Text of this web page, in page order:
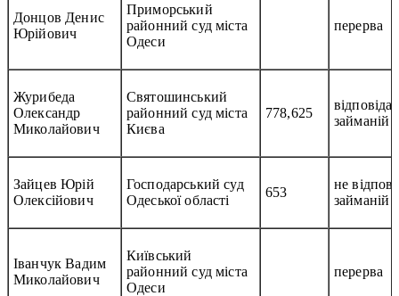
Донцов Денис
Юрійович
Приморський
районний суд міста
Одеси
перерва
Журибеда
Олександр
Миколайович
Святошинський
районний суд міста
Києва
778,625
відповідає
займаній
Зайцев Юрій
Олексійович
Господарський суд
Одеської області
653
не
займаній
Іванчук Вадим
Миколайович
Київський
районний суд міста
Одеси
перерва